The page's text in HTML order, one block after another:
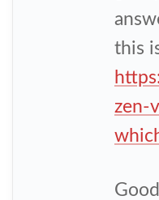
this
zen-